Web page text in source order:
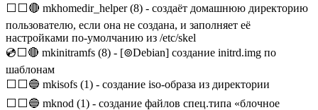
⬜⬜🔴 mkhomedir_helper (8) - создаёт домашнюю директорию
пользователю, если она не создана, и заполняет её
настройками по-умолчанию из /etc/skel
💿⬜🔴 mkinitramfs (8) - [⊚Debian] создание initrd.img по
шаблонам
⬜⬜🔵 mkisofs (1) - создание iso-образа из директории
⬜⬜🔵 mknod (1) - создание файлов спец.типа «блочное